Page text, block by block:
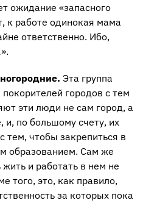
ожидание «запасного
к работе одинокая мама
ответственно. Ибо,
Эта группа
городов с тем
эти люди не сам город, а
и, по большому счету, их
тем, чтобы закрепиться в
образованием. Сам же
и работать в нем не
того, это, как правило,
за которых пока